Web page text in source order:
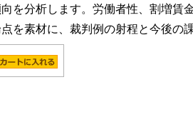
を分析します。労働者性、割増賃
を素材に、裁判例の射程と今後の